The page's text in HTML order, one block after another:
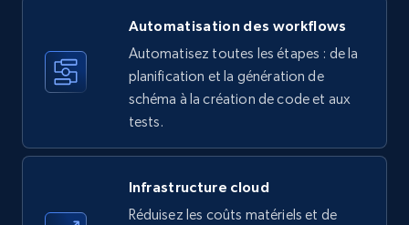
35.2K+ 5.7K+ Essai gratuit
upc numbers
Title, Seller name, Brand, Description, Initial
Automatisation des workflows
Automatisez toutes les étapes : de la
planification et la génération de
schéma à la création de code et aux
tests.
Infrastructure cloud
Réduisez les coûts matériels et de